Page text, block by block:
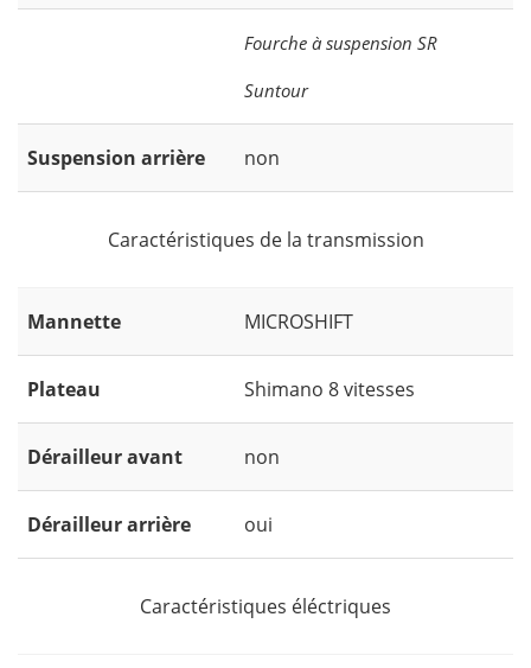
Fourche à suspension SR
Suntour
Suspension arrière non
Caractéristiques de la transmission
Mannette MICROSHIFT
Plateau Shimano 8 vitesses
Dérailleur avant non
Dérailleur arrière oui
Caractéristiques éléctriques